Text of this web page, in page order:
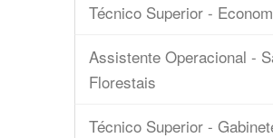
Técnico Superior -
Assistente Operacional -
Florestais
Técnico Superior -